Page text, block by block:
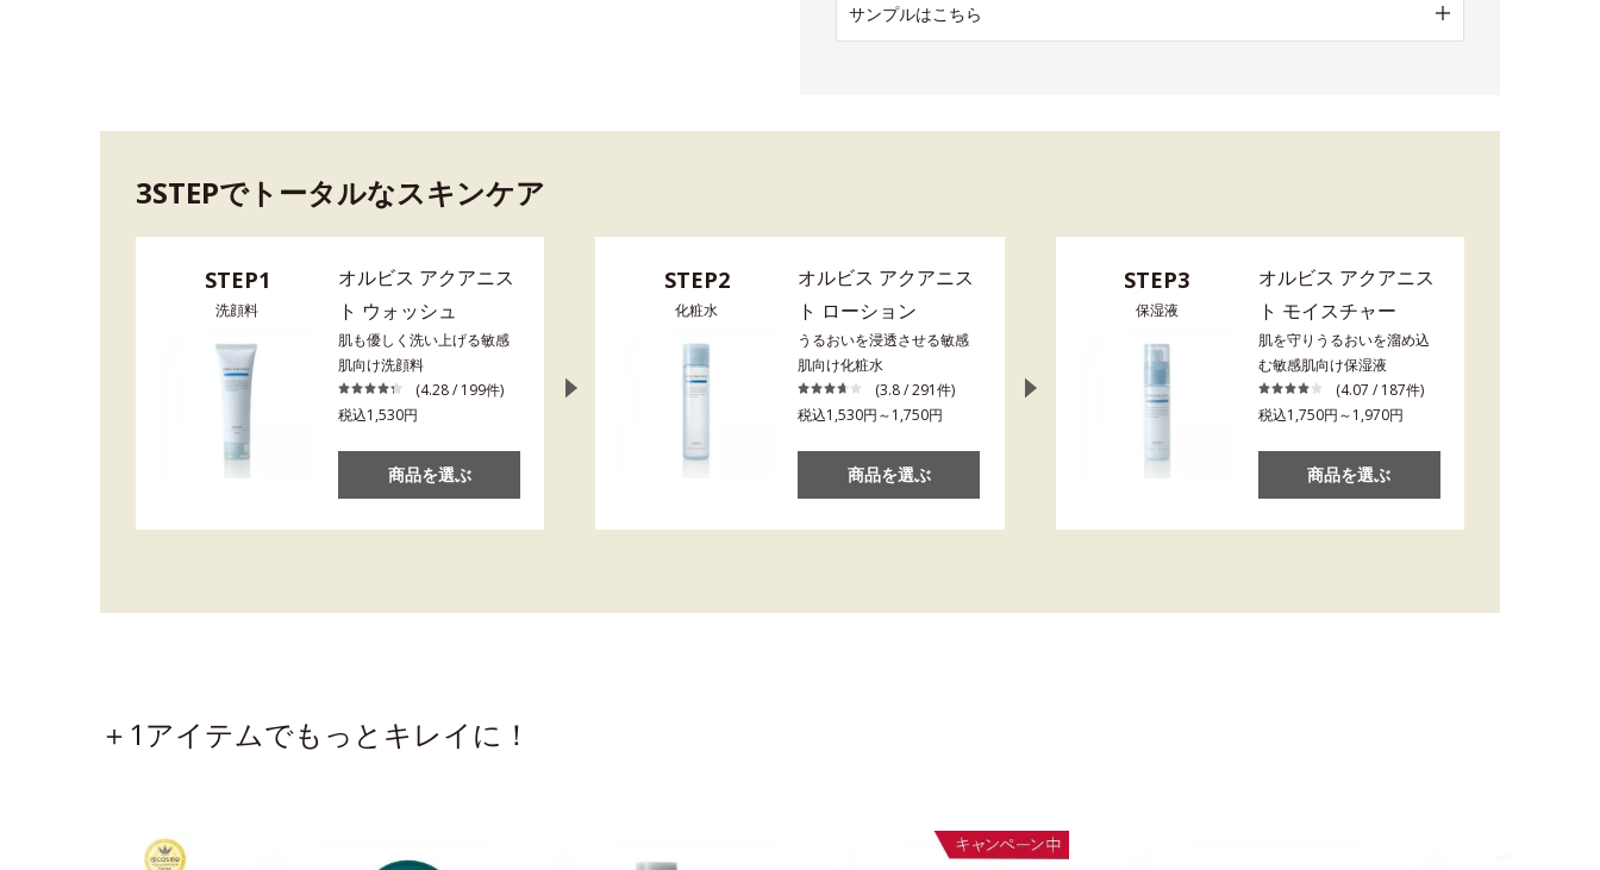
サンプルはこちら
3STEPでトータルなスキンケア
STEP1
洗顔料
オルビス アクアニス
ト ウォッシュ
肌も優しく洗い上げる敏感
肌向け洗顔料
(4.28 / 199件)
税込1,530円
商品を選ぶ
STEP2
化粧水
オルビス アクアニス
ト ローション
うるおいを浸透させる敏感
肌向け化粧水
(3.8 / 291件)
税込1,530円～1,750円
商品を選ぶ
STEP3
保湿液
オルビス アクアニス
ト モイスチャー
肌を守りうるおいを溜め込
む敏感肌向け保湿液
(4.07 / 187件)
税込1,750円～1,970円
商品を選ぶ
＋1アイテムでもっとキレイに！